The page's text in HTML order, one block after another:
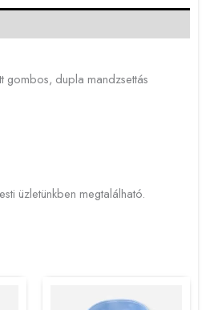
gombos, dupla mandzsettás
üzletünkben megtalálható.